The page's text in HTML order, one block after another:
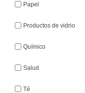
Papel
Productos de vidrio
Químico
Salud
Té